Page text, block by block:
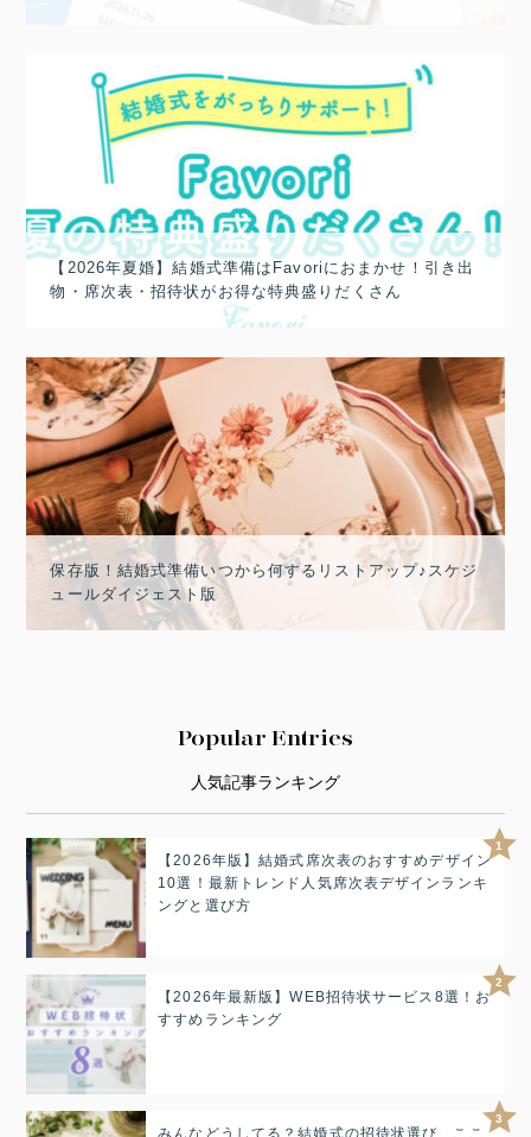
【2026年夏婚】結婚式準備はFavoriにおまかせ！引き出
物・席次表・招待状がお得な特典盛りだくさん
保存版！結婚式準備いつから何するリストアップ♪スケジ
ュールダイジェスト版
Popular Entries
人気記事ランキング
1
【2026年版】結婚式席次表のおすすめデザイン
10選！最新トレンド人気席次表デザインランキ
ングと選び方
2
【2026年最新版】WEB招待状サービス8選！お
すすめランキング
3
みんなどうしてる？結婚式の招待状選び、ここ